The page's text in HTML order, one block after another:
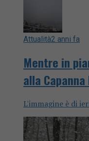
Attualità2 anni fa
Mentre in
alla
L'immagine è di